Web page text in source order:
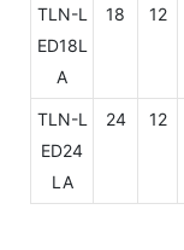
TLN-L
ED18L
A
18 12
TLN-L
ED24
LA
24 12